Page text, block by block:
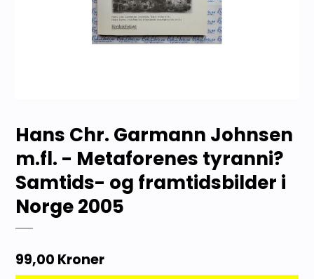
Hans Chr. Garmann Johnsen
m.fl. - Metaforenes tyranni?
Samtids- og framtidsbilder i
Norge 2005
99,00 Kroner